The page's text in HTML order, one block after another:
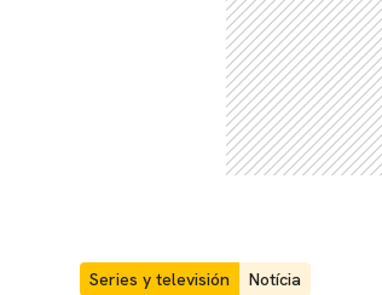
Series y televisión Notícia